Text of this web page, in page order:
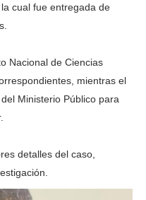
cual fue entregada de
Nacional de Ciencias
mientras el
Ministerio Público para
detalles del caso,